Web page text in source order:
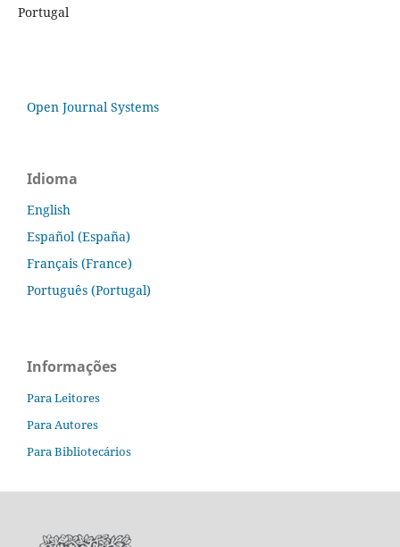
Portugal
Open Journal Systems
Idioma
English
Español (España)
Français (France)
Português (Portugal)
Informações
Para Leitores
Para Autores
Para Bibliotecários